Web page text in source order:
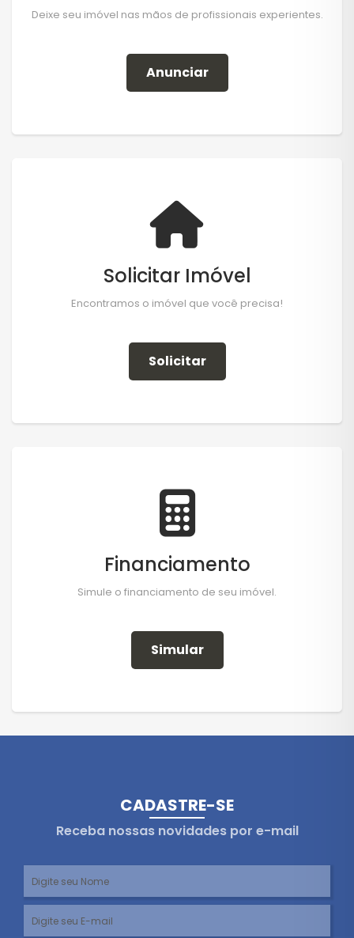
Deixe seu imóvel nas mãos de profissionais experientes.
Anunciar
Solicitar Imóvel
Encontramos o imóvel que você precisa!
Solicitar
Financiamento
Simule o financiamento de seu imóvel.
Simular
CADASTRE-SE
Receba nossas novidades por e-mail